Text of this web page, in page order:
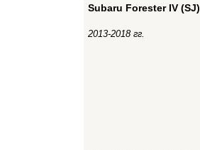
Subaru Forester IV (SJ)
2013-2018 гг.